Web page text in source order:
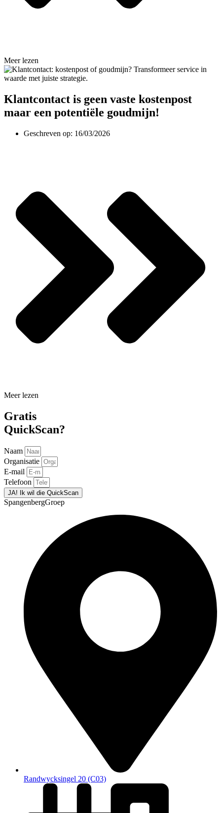
Meer lezen
Klantcontact is geen vaste kostenpost
maar een potentiële goudmijn!
Geschreven op: 16/03/2026
Meer lezen
Gratis
QuickScan?
Naam
Organisatie
E-mail
Telefoon
JA! Ik wil die QuickScan
SpangenbergGroep
Randwycksingel 20 (C03)